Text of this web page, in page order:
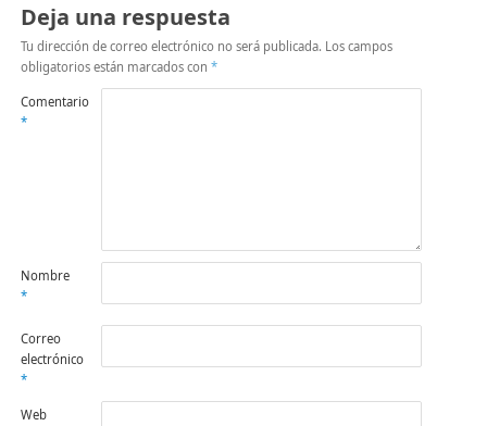
Deja una respuesta
Tu dirección de correo electrónico no será publicada. Los campos
obligatorios están marcados con *
Comentario
*
Nombre
*
Correo
electrónico
*
Web